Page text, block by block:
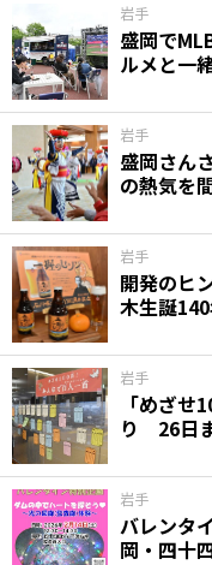
岩手
盛岡で
ルメと一
岩手
盛岡さん
の熱気を
岩手
開発のヒ
木生誕
岩手
「めざ
り 26日
岩手
バレンタ
岡・四十